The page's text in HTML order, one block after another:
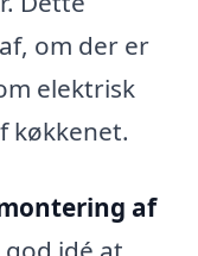
om der er
elektrisk
køkkenet.
af